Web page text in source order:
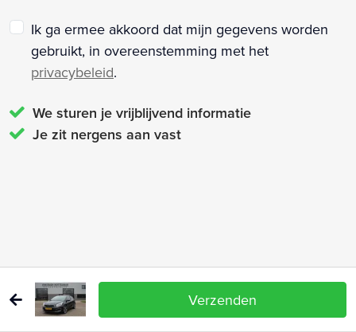
Ik ga ermee akkoord dat mijn gegevens worden
gebruikt, in overeenstemming met het
privacybeleid.
We sturen je vrijblijvend informatie
Je zit nergens aan vast
Verzenden